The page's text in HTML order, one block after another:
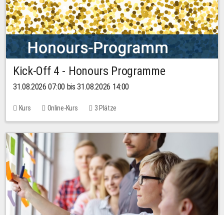
Kick-Off 4 - Honours Programme
31.08.2026 07:00 bis 31.08.2026 14:00
Kurs Online-Kurs 3 Plätze